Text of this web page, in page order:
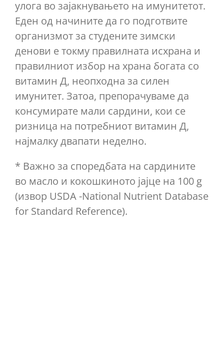
улога во зајакнувањето на имунитетот.
Еден од начините да го подготвите
организмот за студените зимски
денови е токму правилната исхрана и
правилниот избор на храна богата со
витамин Д, неопходна за силен
имунитет. Затоа, препорачуваме да
консумирате мали сардини, кои се
ризница на потребниот витамин Д,
најмалку двапати неделно.
* Важно за споредбата на сардините
во масло и кокошкиното јајце на 100 g
(извор USDA -National Nutrient Database
for Standard Reference).